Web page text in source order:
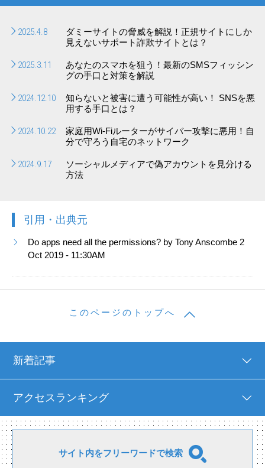
2025.4.8
ダミーサイトの脅威を解説！正規サイトにしか
見えないサポート詐欺サイトとは？
2025.3.11
あなたのスマホを狙う！最新のSMSフィッシン
グの手口と対策を解説
2024.12.10
知らないと被害に遭う可能性が高い！ SNSを悪
用する手口とは？
2024.10.22
家庭用Wi-Fiルーターがサイバー攻撃に悪用！自
分で守ろう自宅のネットワーク
2024.9.17
ソーシャルメディアで偽アカウントを見分ける
方法
引用・出典元
Do apps need all the permissions? by Tony Anscombe 2
Oct 2019 - 11:30AM
このページのトップへ
新着記事
アクセスランキング
サイト内をフリーワードで検索